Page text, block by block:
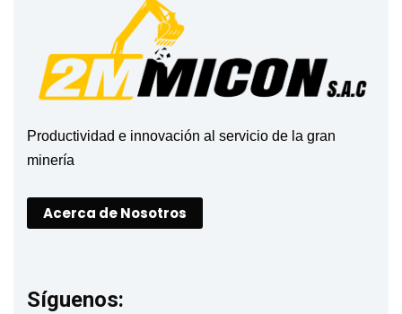
Productividad e innovación al servicio de la gran
minería
Acerca de Nosotros
Síguenos: